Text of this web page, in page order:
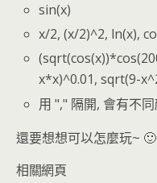
sin(x)
x/2, (x/2)^2, ln(x),
x*x)^0.01, sqrt(9-
用 "," 隔開, 會有不
還要想想可以怎麼玩~ 🙂
相關網頁